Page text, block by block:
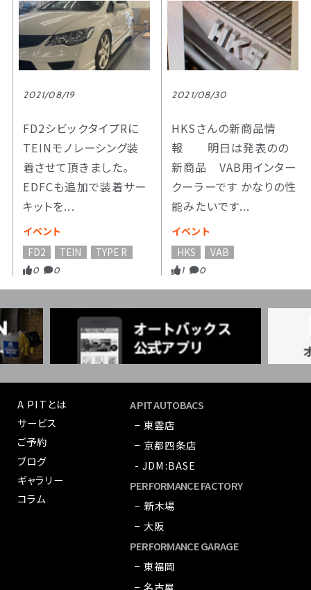
2021/08/19
FD2シビックタイプRに
TEINモノレーシング装
着させて頂きました。
EDFCも追加で装着サー
キットを...
イベント
FD2
TEIN TYPE R
0 0
2021/08/30
HKSさんの新商品情
報 明日は発表のの
新商品 VAB用インター
クーラーです かなりの性
能みたいです...
イベント
HKS
VAB
1 0
A PITとは
サービス
ご予約
ブログ
ギャラリー
コラム
A PIT AUTOBACS
− 東雲店
− 京都四条店
- JDM:BASE
PERFORMANCE FACTORY
− 新木場
− 大阪
PERFORMANCE GARAGE
− 東福岡
− 名古屋